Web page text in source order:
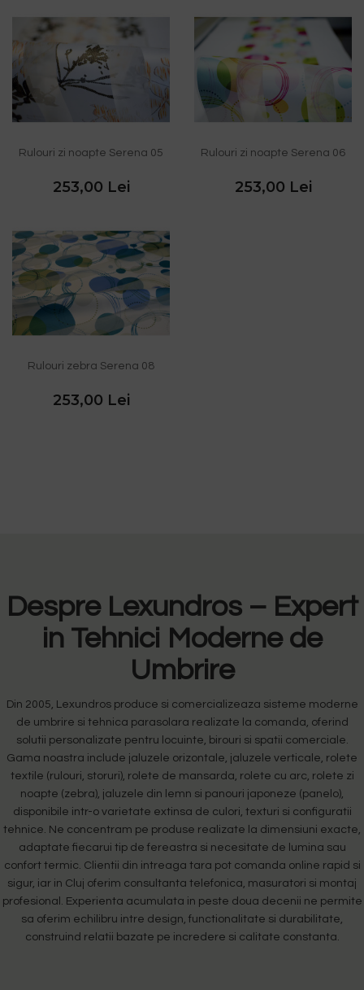
Rulouri zi noapte Serena 05
253,00 Lei
Rulouri zi noapte Serena 06
253,00 Lei
Rulouri zebra Serena 08
253,00 Lei
Despre Lexundros – Expert
in Tehnici Moderne de
Umbrire
Din 2005, Lexundros produce si comercializeaza sisteme moderne
de umbrire si tehnica parasolara realizate la comanda, oferind
solutii personalizate pentru locuinte, birouri si spatii comerciale.
Gama noastra include jaluzele orizontale, jaluzele verticale, rolete
textile (rulouri, storuri), rolete de mansarda, rolete cu arc, rolete zi
noapte (zebra), jaluzele din lemn si panouri japoneze (panelo),
disponibile intr-o varietate extinsa de culori, texturi si configuratii
tehnice. Ne concentram pe produse realizate la dimensiuni exacte,
adaptate fiecarui tip de fereastra si necesitate de lumina sau
confort termic. Clientii din intreaga tara pot comanda online rapid si
sigur, iar in Cluj oferim consultanta telefonica, masuratori si montaj
profesional. Experienta acumulata in peste doua decenii ne permite
sa oferim echilibru intre design, functionalitate si durabilitate,
construind relatii bazate pe incredere si calitate constanta.